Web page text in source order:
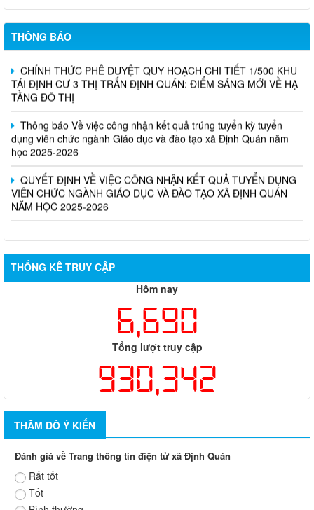
THÔNG BÁO
Nghị Quyết Về việc sắp xếp, điều chỉnh, đổi tên các ấp trên địa
bàn xã Định Quán
CHÍNH THỨC PHÊ DUYỆT QUY HOẠCH CHI TIẾT 1/500 KHU
TÁI ĐỊNH CƯ 3 THỊ TRẤN ĐỊNH QUÁN: ĐIỂM SÁNG MỚI VỀ HẠ
TẦNG ĐÔ THỊ
Thông báo Về việc công nhận kết quả trúng tuyển kỳ tuyển
dụng viên chức ngành Giáo dục và đào tạo xã Định Quán năm
học 2025-2026
QUYẾT ĐỊNH VỀ VIỆC CÔNG NHẬN KẾT QUẢ TUYỂN DỤNG
VIÊN CHỨC NGÀNH GIÁO DỤC VÀ ĐÀO TẠO XÃ ĐỊNH QUÁN
NĂM HỌC 2025-2026
THỐNG KÊ TRUY CẬP
Hôm nay
6,690
Tổng lượt truy cập
930,342
THĂM DÒ Ý KIẾN
Đánh giá về Trang thông tin điện tử xã Định Quán
Rất tốt
Tốt